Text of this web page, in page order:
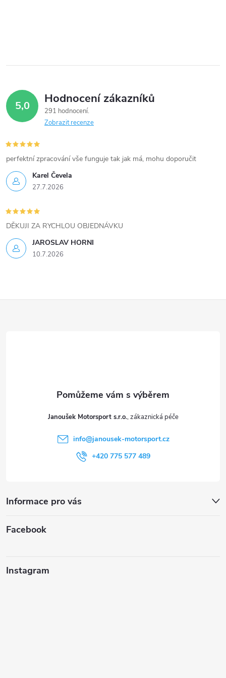
y
ý
p
i
s
u
5,0 Hodnocení zákazníků
291 hodnocení
Zobrazit recenze
Karel Čevela
27.7.2026
perfektní zpracování vše funguje tak jak má, mohu doporučit
JAROSLAV HORNI
10.7.2026
DĚKUJI ZA RYCHLOU OBJEDNÁVKU
Janoušek Motorsport s.r.o.
info@janousek-motorsport.cz
+420 775 577 489
Informace pro vás
Facebook
Instagram